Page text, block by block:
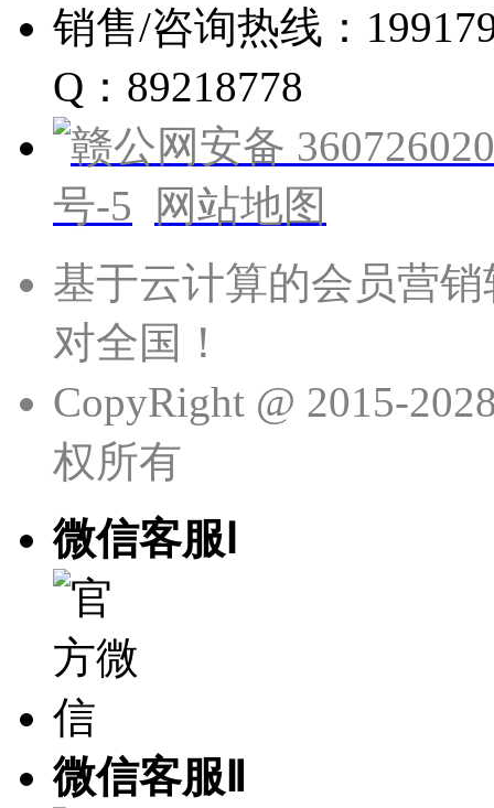
销售/咨询热线：
Q：89218778
赣公网安备
号-5
网站地图
基于云计算的会员营
对全国！
CopyRight @ 2015-
权所有
微信客服Ⅰ
微信客服Ⅱ